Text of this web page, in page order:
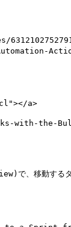
a>
Bulk-
るタスクの